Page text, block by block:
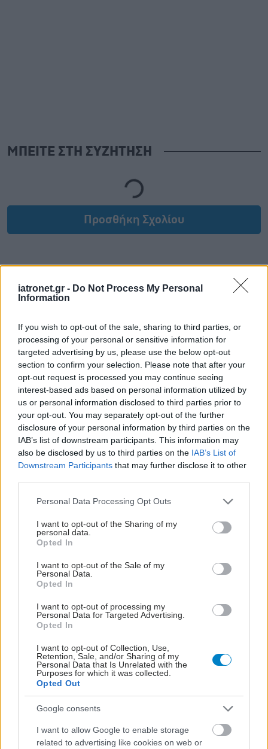
iatronet.gr - Do Not Process My Personal
Information
If you wish to opt-out of the sale, sharing to third parties, or
processing of your personal or sensitive information for
targeted advertising by us, please use the below opt-out
section to confirm your selection. Please note that after your
opt-out request is processed you may continue seeing
interest-based ads based on personal information utilized by
us or personal information disclosed to third parties prior to
your opt-out. You may separately opt-out of the further
disclosure of your personal information by third parties on the
IAB’s list of downstream participants. This information may
also be disclosed by us to third parties on the IAB’s List of
Downstream Participants that may further disclose it to other
Please note that this website/app uses one or more Google
not limited to your visit or usage behaviour. You may click to
grant or deny consent to Google and its third-party tags to
use your data for below specified purposes in below Google
consent section.
Personal Data Processing Opt Outs
I want to opt-out of the Sharing of my
personal data.
Opted In
I want to opt-out of the Sale of my
Personal Data.
Opted In
I want to opt-out of processing my
Personal Data for Targeted Advertising.
Opted In
I want to opt-out of Collection, Use,
Retention, Sale, and/or Sharing of my
Personal Data that Is Unrelated with the
Purposes for which it was collected.
Opted Out
Google consents
I want to allow Google to enable storage
related to advertising like cookies on web or
ΜΠΕΙΤΕ ΣΤΗ ΣΥΖΗΤΗΣΗ
Loading...
Προσθήκη Σχολίου
ΣΗΜΕΡΑ ΣΤΟ IATRONET.GR